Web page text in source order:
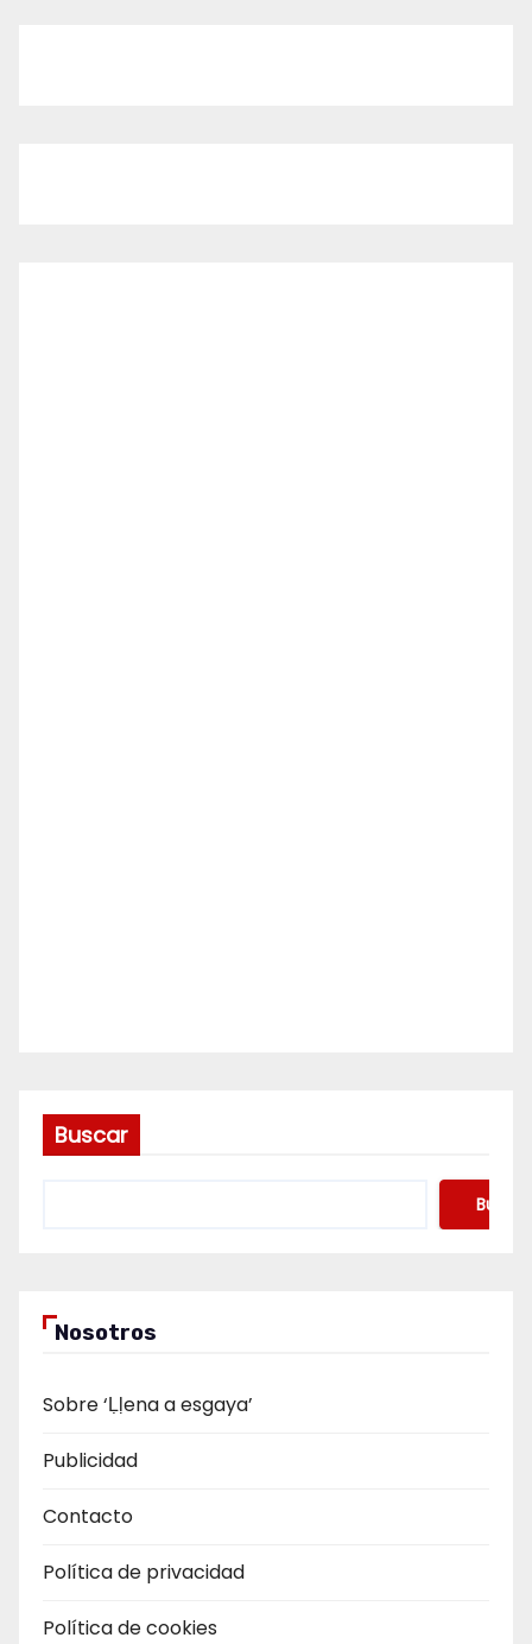
Buscar
Buscar
Nosotros
Sobre ‘Ḷḷena a esgaya’
Publicidad
Contacto
Política de privacidad
Política de cookies